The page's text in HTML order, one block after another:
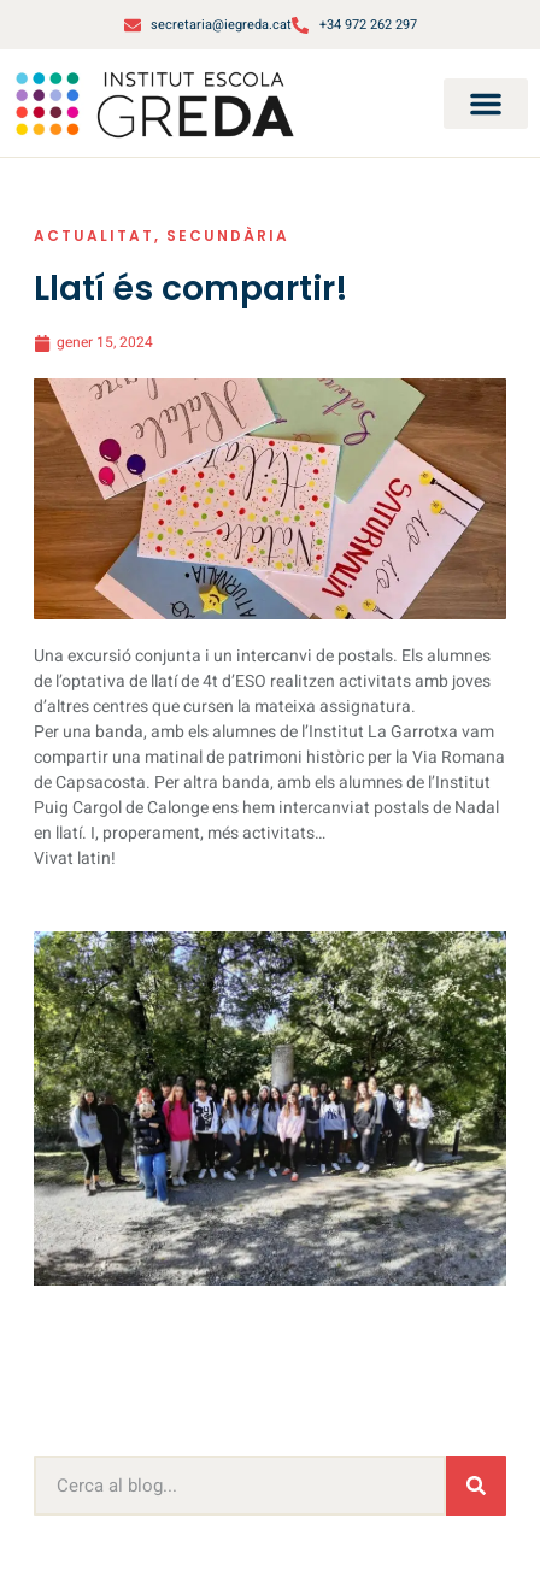
secretaria@iegreda.cat +34 972 262 297
ACTUALITAT, SECUNDÀRIA
Llatí és compartir!
gener 15, 2024
Una excursió conjunta i un intercanvi de postals. Els alumnes
de l’optativa de llatí de 4t d’ESO realitzen activitats amb joves
d’altres centres que cursen la mateixa assignatura.
Per una banda, amb els alumnes de l’Institut La Garrotxa vam
compartir una matinal de patrimoni històric per la Via Romana
de Capsacosta. Per altra banda, amb els alumnes de l’Institut
Puig Cargol de Calonge ens hem intercanviat postals de Nadal
en llatí. I, properament, més activitats…
Vivat latin!